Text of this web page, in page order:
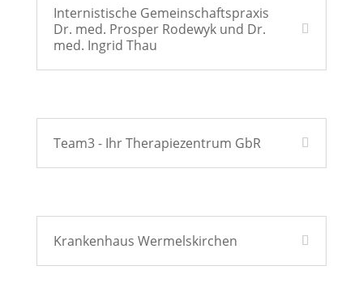
Internistische Gemeinschaftspraxis
Dr. med. Prosper Rodewyk und Dr.
med. Ingrid Thau
Team3 - Ihr Therapiezentrum GbR
Krankenhaus Wermelskirchen